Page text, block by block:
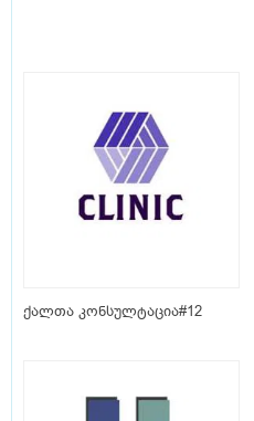
ქალთა კონსულტაცია#12